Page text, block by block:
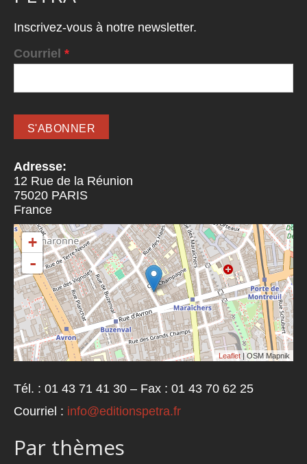
Inscrivez-vous à notre newsletter.
Courriel *
Adresse:
12 Rue de la Réunion
75020 PARIS
France
+
-
Leaflet | OSM Mapnik
Tél. : 01 43 71 41 30 – Fax : 01 43 70 62 25
Courriel : info@editionspetra.fr
Par thèmes